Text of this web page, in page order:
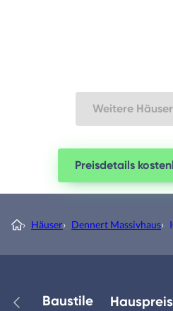
Weitere
Preisdetails
› Häuser› Dennert Massivhaus›
Baustile